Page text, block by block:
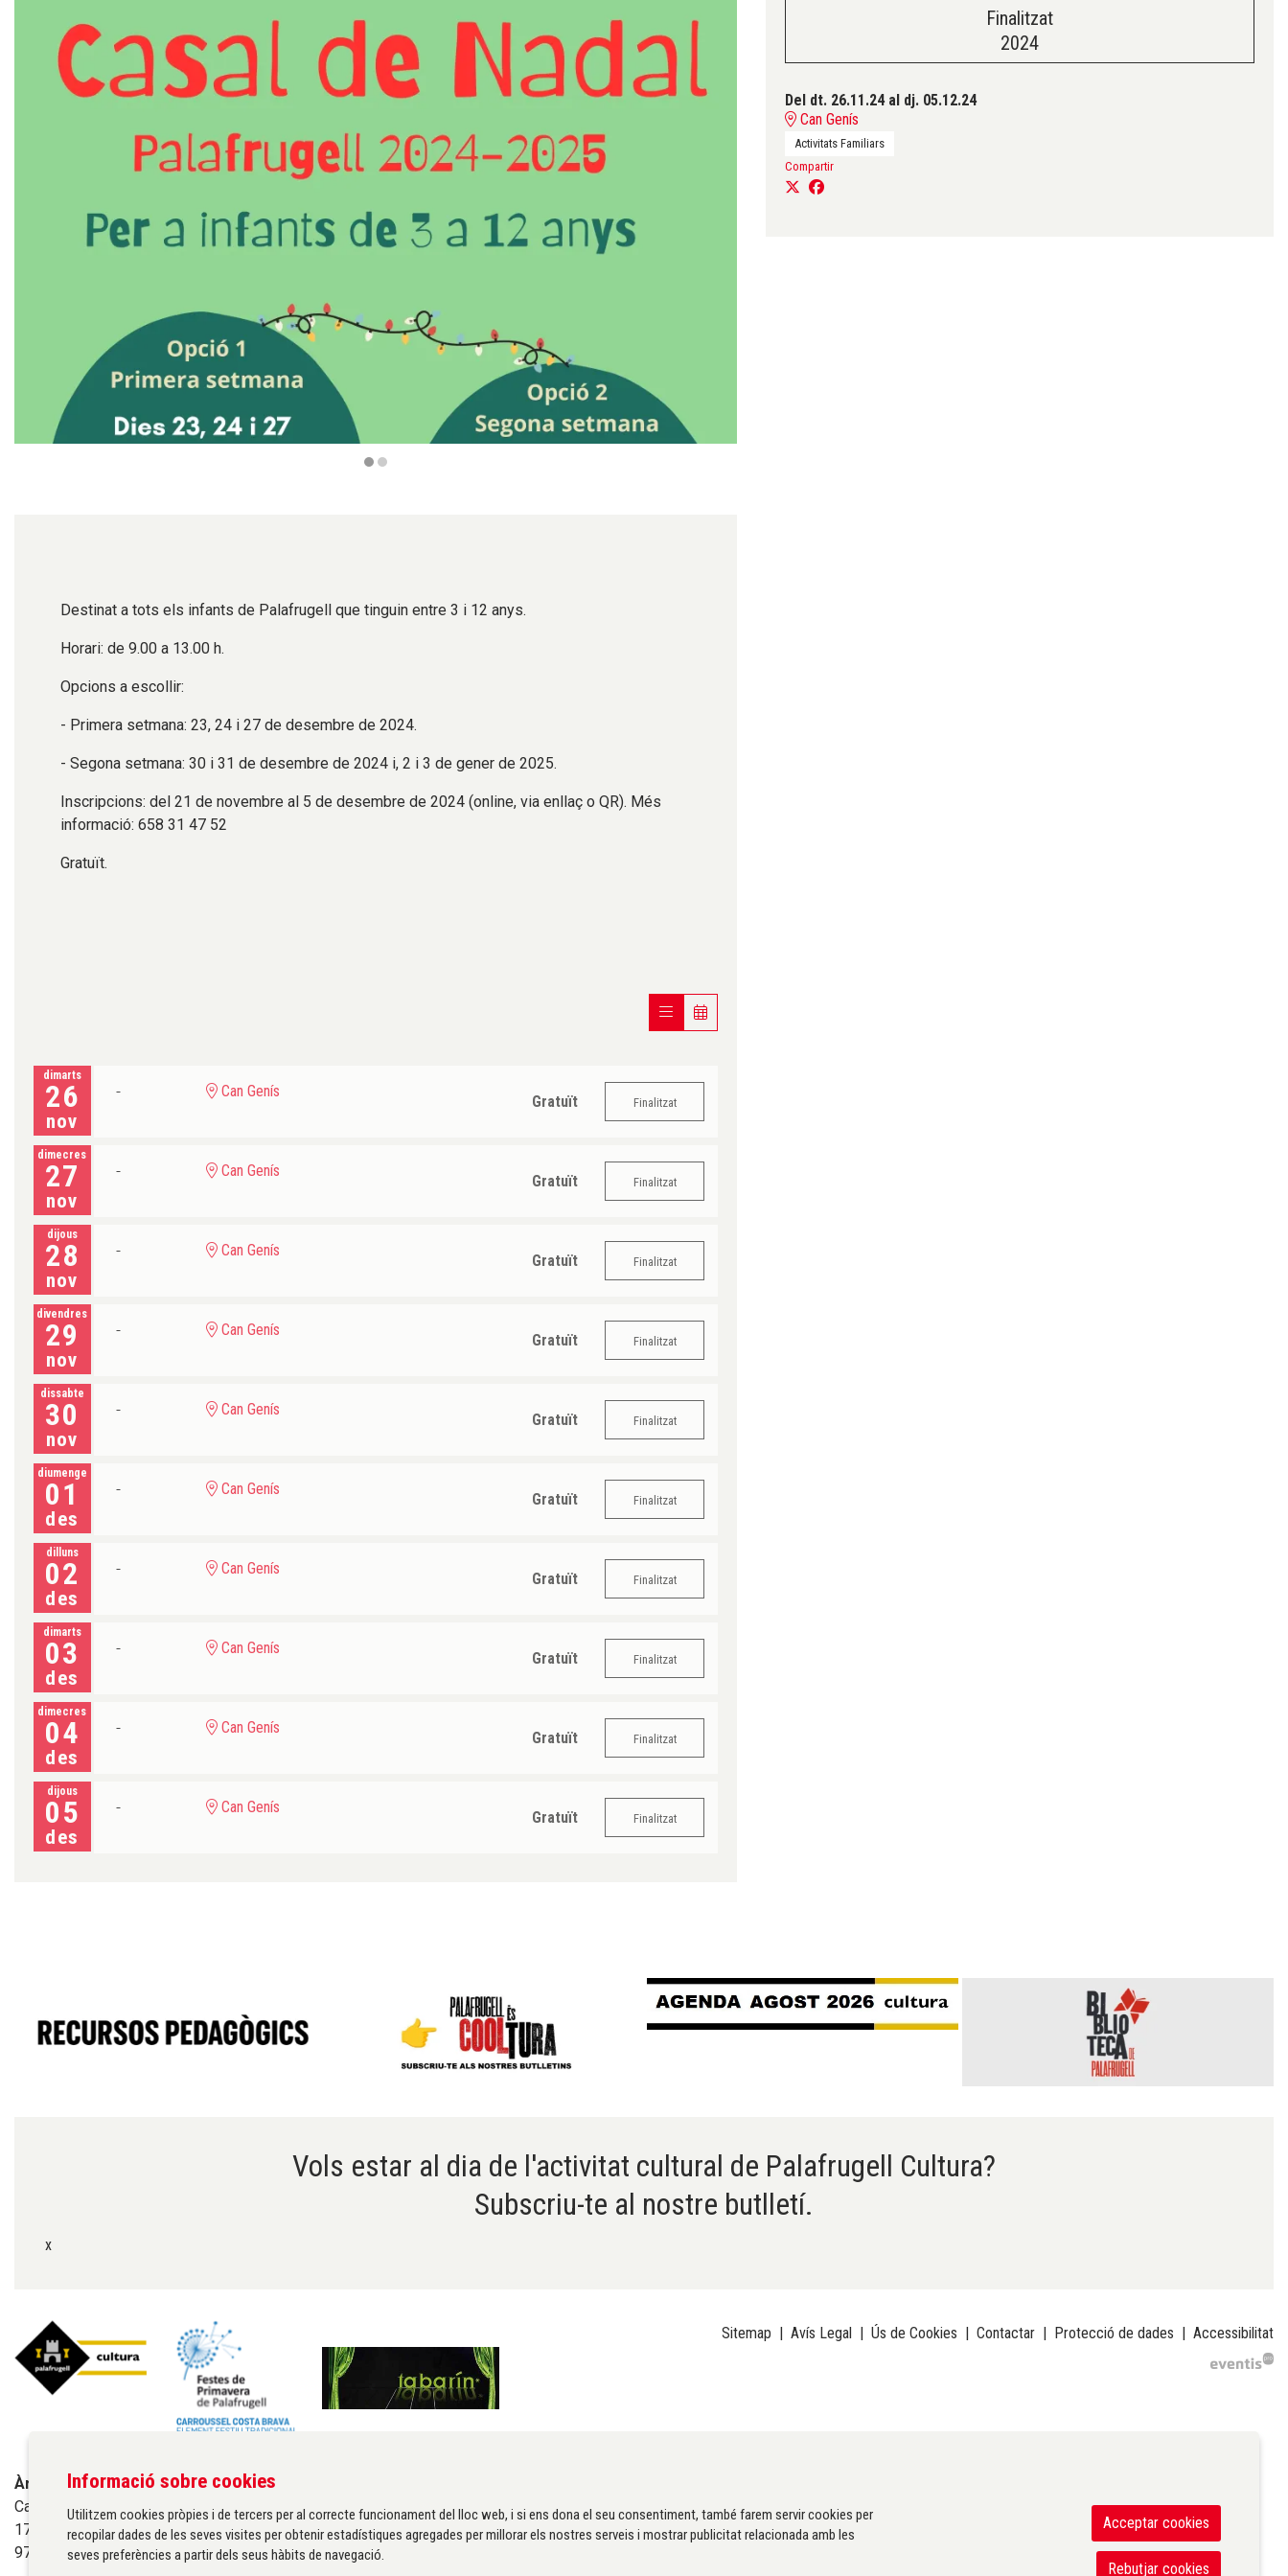
Finalitzat
2024
Del dt. 26.11.24al dj. 05.12.24
Can Genís
Activitats Familiars
Compartir
Destinat a tots els infants de Palafrugell que tinguin entre 3 i 12 anys.
Horari: de 9.00 a 13.00 h.
Opcions a escollir:
- Primera setmana: 23, 24 i 27 de desembre de 2024.
- Segona setmana: 30 i 31 de desembre de 2024 i, 2 i 3 de gener de 2025.
Inscripcions: del 21 de novembre al 5 de desembre de 2024 (online, via enllaç o QR). Més
informació: 658 31 47 52
Gratuït.
dimarts
26
nov
Can Genís
Gratuït Finalitzat
dimecres
27
nov
Can Genís
Gratuït Finalitzat
dijous
28
nov
Can Genís
Gratuït Finalitzat
divendres
29
nov
Can Genís
Gratuït Finalitzat
dissabte
30
nov
Can Genís
Gratuït Finalitzat
diumenge
01
des
Can Genís
Gratuït Finalitzat
dilluns
02
des
Can Genís
Gratuït Finalitzat
dimarts
03
des
Can Genís
Gratuït Finalitzat
dimecres
04
des
Can Genís
Gratuït Finalitzat
dijous
05
des
Can Genís
Gratuït Finalitzat
Vols estar al dia de l'activitat cultural de Palafrugell Cultura?
Subscriu-te al nostre butlletí.
x
Àrea de cultura de l'Ajuntament de Palafrugell
Carrer Santa Margarida, 1
17200 Palafrugell
972 611 172 ·cultura@palafrugell.cat
Sitemap | Avís Legal | Ús de Cookies | Contactar | Protecció de dades | Accessibilitat
Informació sobre cookies
Utilitzem cookies pròpies i de tercers per al correcte funcionament del lloc web, i si ens dona el seu consentiment, també farem servir cookies per
recopilar dades de les seves visites per obtenir estadístiques agregades per millorar els nostres serveis i mostrar publicitat relacionada amb les
seves preferències a partir dels seus hàbits de navegació.
Acceptar cookies
Rebutjar cookies